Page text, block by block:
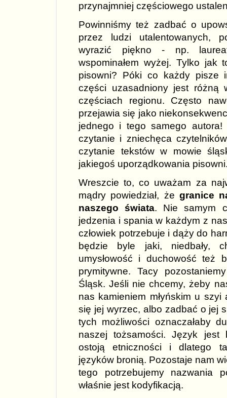
przynajmniej częściowego
Powinniśmy też zadbać o
przez ludzi utalentowanych,
wyrazić piękno - np.
wspominałem wyżej. Tylko jak
pisowni? Póki co każdy pisze
części uzasadniony jest różną
częściach regionu. Często
przejawia się jako
jednego i tego samego
czytanie i zniechęca
czytanie tekstów w mowie
jakiegoś uporządkowania
Wreszcie to, co uważam za
mądry powiedział, że granice
naszego świata. Nie samym
jedzenia i spania w każdym z
człowiek potrzebuje i dąży do
będzie byle jaki, niedbały,
umysłowość i duchowość też
prymitywne. Tacy
Śląsk. Jeśli nie chcemy, żeby
nas kamieniem młyńskim u
się jej wyrzec, albo zadbać o jej
tych możliwości oznaczałaby
naszej tożsamości. Język jest
ostoją etniczności i dlatego
języków bronią. Pozostaje nam
tego potrzebujemy nazwania
właśnie jest kodyfikacją.